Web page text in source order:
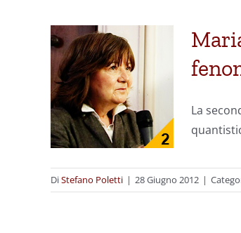
La
DiStefano Poletti | 28 Giugno 2012 |